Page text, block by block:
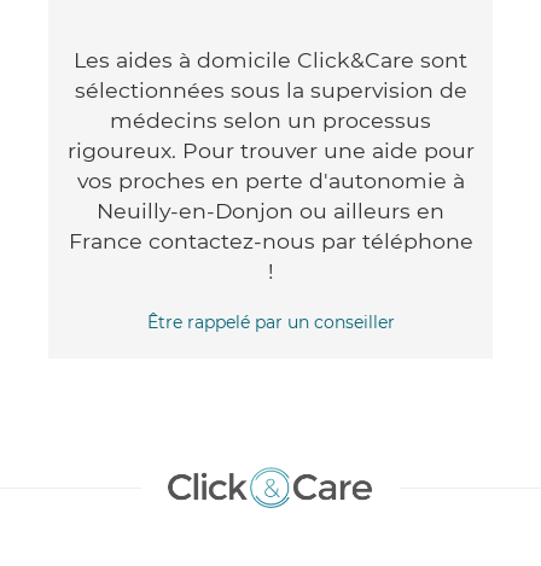
Les aides à domicile Click&Care sont
sélectionnées sous la supervision de
médecins selon un processus
rigoureux. Pour trouver une aide pour
vos proches en perte d'autonomie à
Neuilly-en-Donjon ou ailleurs en
France contactez-nous par téléphone
!
Être rappelé par un conseiller